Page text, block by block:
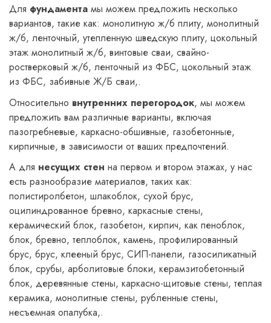
Для фундамента мы можем предложить несколько
вариантов, такие как: монолитную ж/б плиту, монолитный
ж/б, ленточный, утепленную шведскую плиту, цокольный
этаж монолитный ж/б, винтовые сваи, свайно-
ростверковый ж/б, ленточный из ФБС, цокольный этаж
из ФБС, забивные Ж/Б сваи,.
Относительно внутренних перегородок, мы можем
предложить вам различные варианты, включая
пазогребневые, каркасно-обшивные, газобетонные,
кирпичные, в зависимости от ваших предпочтений.
А для несущих стен на первом и втором этажах, у нас
есть разнообразие материалов, таких как:
полистиролбетон, шлакоблок, сухой брус,
оцилиндрованное бревно, каркасные стены,
керамический блок, газобетон, кирпич, как пеноблок,
блок, бревно, теплоблок, камень, профилированный
брус, брус, клееный брус, СИП-панели, газосиликатный
блок, срубы, арболитовые блоки, керамзитобетонный
блок, деревянные стены, каркасно-щитовые стены, теплая
керамика, монолитные стены, рубленные стены,
несъемная опалубка,.